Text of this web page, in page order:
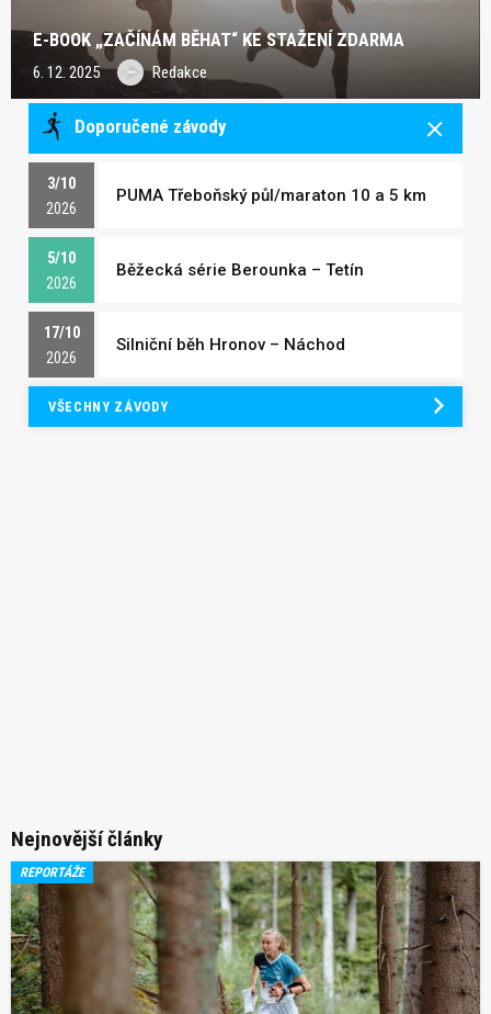
E-BOOK „ZAČÍNÁM BĚHAT“ KE STAŽENÍ ZDARMA
6. 12. 2025 Redakce
Doporučené závody
3/10
2026
PUMA Třeboňský půl/maraton 10 a 5 km
5/10
2026
Běžecká série Berounka – Tetín
17/10
2026
Silniční běh Hronov – Náchod
VŠECHNY ZÁVODY
Nejnovější články
REPORTÁŽE